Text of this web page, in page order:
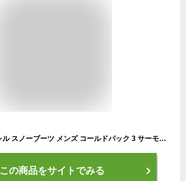
【国内正規品】メレル スノーブーツ メンズ コールドパック 3 サーモ トール ジップ ウォータープルーフ アース M037201
この商品をサイトでみる